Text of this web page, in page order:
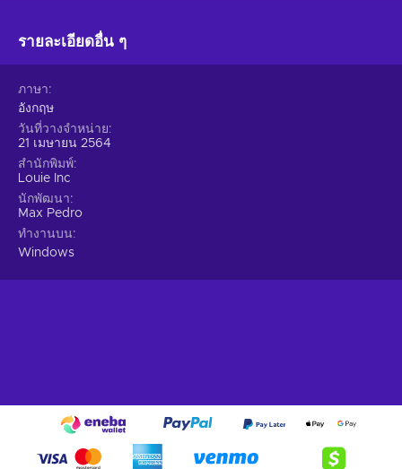
รายละเอียดอื่น ๆ
ภาษา
อังกฤษ
วันที่วางจำหน่าย
21 เมษายน 2564
สำนักพิมพ์
Louie Inc
นักพัฒนา
Max Pedro
ทำงานบน
Windows